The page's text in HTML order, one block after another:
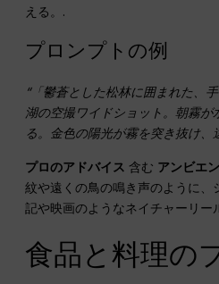
える。.
プロンプトの例
“「鬱蒼とした松林に囲まれた、
湖の空撮ワイドショット。朝霧が
る。金色の陽光が霧を突き抜け、
プロのアドバイス 含む アンビエ
紋や遠くの鳥の鳴き声のように、
記や映画のようなネイチャーリー
食品と料理の